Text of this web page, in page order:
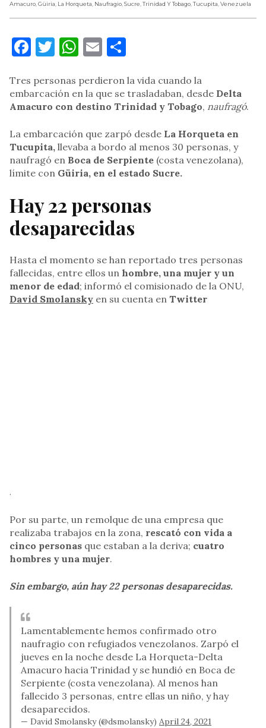
Amacuro,Güiria, La Horqueta, Naufragio,Sucre,Trinidad Y Tobago,Tucupita,Venezuela
Facebook
Twitter
WhatsApp
Email
Tres personas perdieron la vida cuando la
embarcación en la que se trasladaban, desde Delta
Amacuro con destino Trinidad y Tobago, naufragó.
La embarcación que zarpó desde La Horqueta en
Tucupita, llevaba a bordo al menos 30 personas, y
naufragó en Boca de Serpiente (costa venezolana),
límite con Güiria, en el estado Sucre.
Hay 22 personas
desaparecidas
Hasta el momento se han reportado tres personas
fallecidas, entre ellos un hombre, una mujer y un
menor de edad; informó el comisionado de la ONU,
David Smolansky en su cuenta en Twitter
.
Por su parte, un remolque de una empresa que
realizaba trabajos en la zona, rescató con vida a
cinco personas que estaban a la deriva; cuatro
hombres y una mujer.
Sin embargo, aún hay 22 personas desaparecidas.
Lamentablemente hemos confirmado otro
naufragio con refugiados venezolanos. Zarpó el
jueves en la noche desde La Horqueta-Delta
Amacuro hacia Trinidad y se hundió en Boca de
Serpiente (costa venezolana). Al menos han
fallecido 3 personas, entre ellas un niño, y hay
desaparecidos.
— David Smolansky (@dsmolansky) April 24, 2021